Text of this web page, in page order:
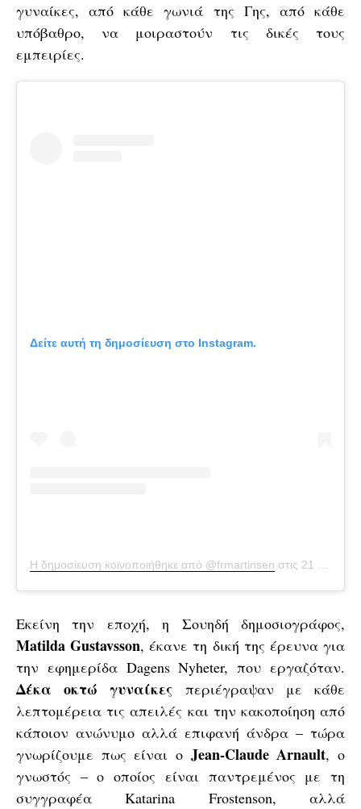
γυναίκες, από κάθε γωνιά της Γης, από κάθε
υπόβαθρο, να μοιραστούν τις δικές τους
εμπειρίες.
Δείτε αυτή τη δημοσίευση στο Instagram.
Η δημοσίευση κοινοποιήθηκε από @frmartinsen στις 21 Ιούν, 2020 στις 10:09 πμ PDT
Eκείνη την εποχή, η Σουηδή δημοσιογράφος,
Matilda Gustavsson, έκανε τη δική της έρευνα για
την εφημερίδα Dagens Nyheter, που εργαζόταν.
Δέκα οκτώ γυναίκες περιέγραψαν με κάθε
λεπτομέρεια τις απειλές και την κακοποίηση από
κάποιον ανώνυμο αλλά επιφανή άνδρα – τώρα
γνωρίζουμε πως είναι ο Jean-Claude Arnault, ο
γνωστός – ο οποίος είναι παντρεμένος με τη
συγγραφέα Katarina Frostenson, αλλά